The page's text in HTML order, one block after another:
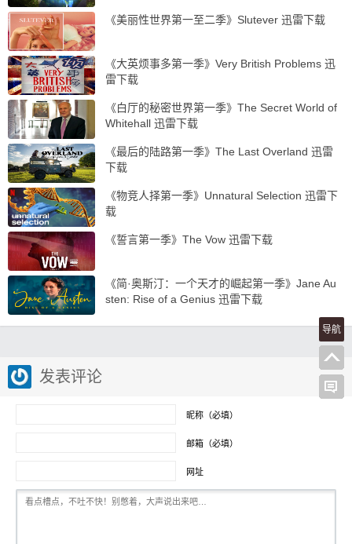
《美丽性世界第一至二季》Slutever 迅雷下载
《大英烦事多第一季》Very British Problems 迅
雷下载
《白厅的秘密世界第一季》The Secret World of
Whitehall 迅雷下载
《最后的陆路第一季》The Last Overland 迅雷
下载
《物竞人择第一季》Unnatural Selection 迅雷下
载
《誓言第一季》The Vow 迅雷下载
《简·奥斯汀：一个天才的崛起第一季》Jane Au
sten: Rise of a Genius 迅雷下载
发表评论
昵称（必填）
邮箱（必填）
网址
导航